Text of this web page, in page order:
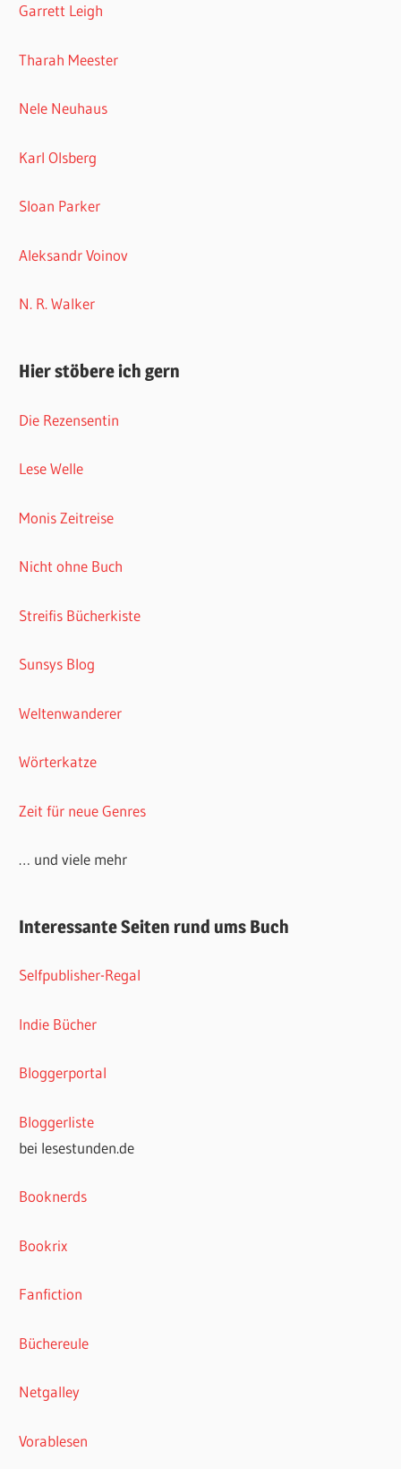
Garrett Leigh
Tharah Meester
Nele Neuhaus
Karl Olsberg
Sloan Parker
Aleksandr Voinov
N. R. Walker
Hier stöbere ich gern
Die Rezensentin
Lese Welle
Monis Zeitreise
Nicht ohne Buch
Streifis Bücherkiste
Sunsys Blog
Weltenwanderer
Wörterkatze
Zeit für neue Genres
… und viele mehr
Interessante Seiten rund ums Buch
Selfpublisher-Regal
Indie Bücher
Bloggerportal
Bloggerliste
bei lesestunden.de
Booknerds
Bookrix
Fanfiction
Büchereule
Netgalley
Vorablesen